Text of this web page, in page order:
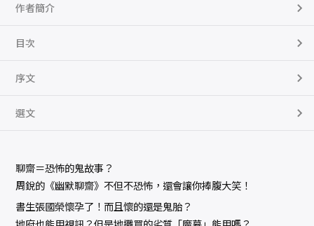
作者簡介
目次
序文
選文
聊齋＝恐怖的鬼故事？
周銳的《幽默聊齋》不但不恐怖，還會讓你捧腹大笑！
書生張國榮懷孕了！而且懷的還是鬼胎？